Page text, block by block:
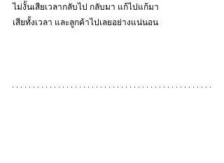
ไม่งั้นเสียเวลากลับไป กลับมา แก้ไปแก้มา
เสียทั้งเวลา และลูกค้าไปเลยอย่างแน่นอน